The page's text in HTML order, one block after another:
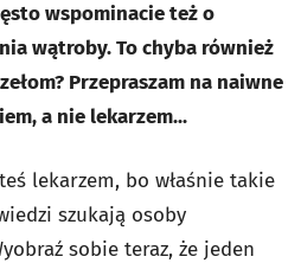
wspominacie też o
wątroby. To chyba również
Przepraszam na naiwne
a nie lekarzem...
lekarzem, bo właśnie takie
szukają osoby
sobie teraz, że jeden